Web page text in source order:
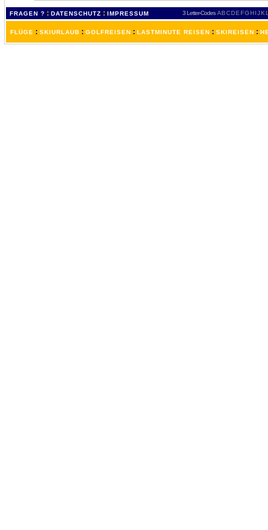
FRAGEN ? : DATENSCHUTZ : IMPRESSUM 3 Letter-Codes ABCDEFGH IJKL
FLÜGE : SKIURLAUB : GOLFREISEN : LASTMINUTE REISEN : SKIREISEN :